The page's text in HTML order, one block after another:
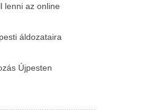
lenni az online
áldozataira
Újpesten